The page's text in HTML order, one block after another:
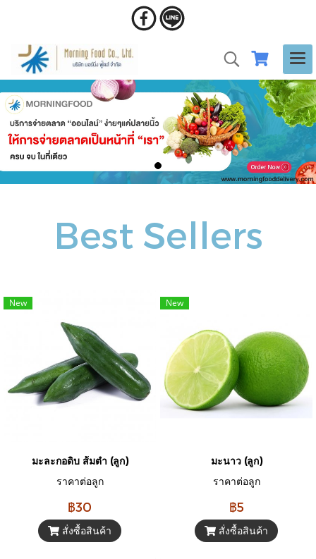
Best Sellers
New
มะละกอดิบ ส้มตำ (ลูก)
ราคาต่อลูก
฿30
สั่งซื้อสินค้า
New
มะนาว (ลูก)
ราคาต่อลูก
฿5
สั่งซื้อสินค้า